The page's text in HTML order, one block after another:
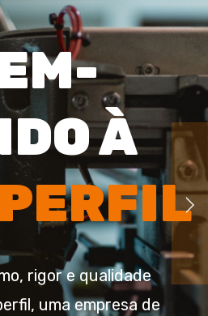
À
rigor e qualidade
uma empresa de